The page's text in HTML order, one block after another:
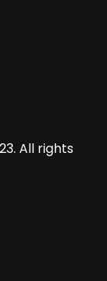
All rights